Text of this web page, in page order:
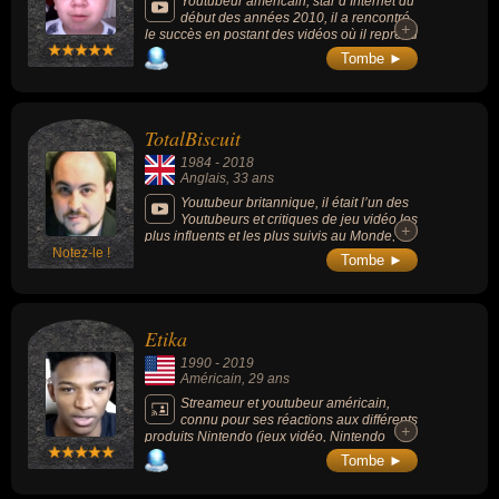
début des années 2010, il a rencontré
le succès en postant des vidéos où il reprend
les chansons des artistes du moment sous
forme de playbacks complétés de mimiques.
+
+
Tombe ►
Notez-le !
TotalBiscuit
1984 - 2018
Anglais , 33 ans
Youtubeur britannique, il était l’un des
Youtubeurs et critiques de jeu vidéo les
plus influents et les plus suivis au Monde,
célèbre pour ses let's play professionnels sur
des jeux tels que Starcraft II et PlanetSide 2,
indépendants récents et son analyse des
actualités qui sont à l'origine de sa
popularité. John Bain est également connu
pour ses critiques de jeux « à chaud » et son
engagement pour la protection des
consommateurs dans l'industrie
vidéoludique.
+
+
Tombe ►
Etika
1990 - 2019
Américain, 29 ans
Streameur et youtubeur américain,
connu pour ses réactions aux différents
produits Nintendo (jeux vidéo, Nintendo
Direct, console Switch...).
+
+
Tombe ►